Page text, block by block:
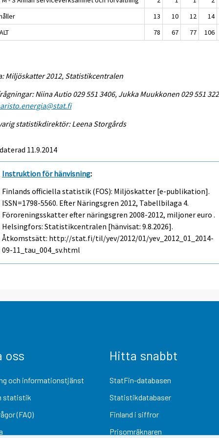
13 10 12
14
78 67 77 106
Miljöskatter 2012, Statistikcentralen
Niina Autio 029 551 3406, Jukka Muukkonen 029 551
statistikdirektör: Leena Storgårds
11.9.2014
Instruktion för hänvisning:
Finlands officiella statistik (FOS): Miljöskatter [e-publikation].
ISSN=1798-5560. Efter Näringsgren 2012, Tabellbilaga 4.
Föroreningsskatter efter näringsgren 2008-2012, miljoner euro .
Helsingfors: Statistikcentralen [hänvisat: 9.8.2026].
Åtkomstsätt: http://stat.fi/til/yev/2012/01/yev_2012_01_2014-
09-11_tau_004_sv.html
oss
och informationstjänst
statistik
(FAQ)
Hitta snabbt
StatFin-databasen
Statistikdatabaser
Finland i siffror
Prisomräknaren